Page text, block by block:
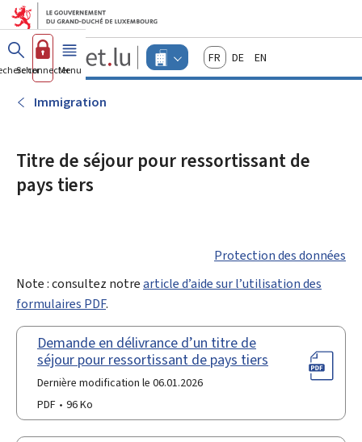
Aller au menu principal
Aller au contenu
Guichet.lu
Changer
d'espace
FrançaisDeutschEnglish
Se connecterMenu principal
Immigration
Titre de séjour pour ressortissant de
pays tiers
Protection des données
Note : consultez notrearticle d’aide sur l’utilisation des
formulaires PDF.
Demande en délivrance d’un titre de
séjour pour ressortissant de pays tiers
Dernière modification le 06.01.2026
PDF
96 Ko